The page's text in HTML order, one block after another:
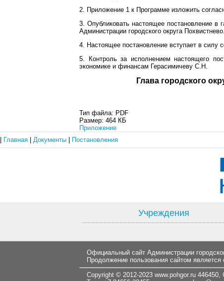
2. Приложение 1 к Программе изложить
3. Опубликовать настоящее постановление в
Администрации городского округа Похвистнево.
4. Настоящее постановление вступает в силу
5. Контроль за исполнением настоящего
экономике и финансам Герасимичеву С.Н.
Глава
Тип файла: PDF
Размер: 464 КБ
Приложение
Главная Документы Постановления
Учреждения
Официальный сайт Администрации
Продолжение пользования сайтом
Copyright © 2012-2023 www.pohgor.ru 446450,